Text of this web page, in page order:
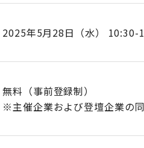
2025年5月28日（水） 10:30-
無料（事前登録制）
※主催企業および登壇企業の